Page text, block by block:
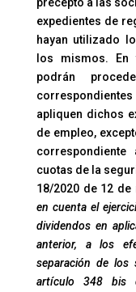
expedientes de
hayan utilizado
los mismos. En
podrán
apliquen dichos
de empleo,
cuotas de la
18/2020 de 12 de
en cuenta el
dividendos en
anterior, a los
separación de los
artículo 348 bis